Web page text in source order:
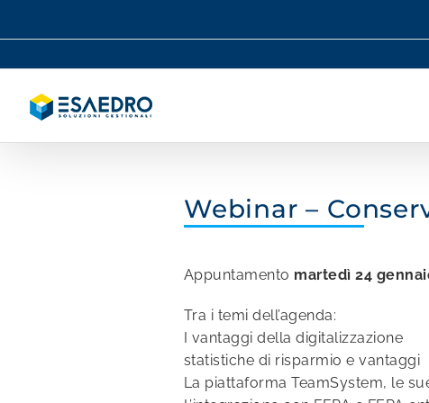
Webinar –
Appuntamento martedì 24
Tra i temi dell’agenda:
I vantaggi della digitalizzazione
statistiche di risparmio e vantaggi
La piattaforma TeamSystem, le